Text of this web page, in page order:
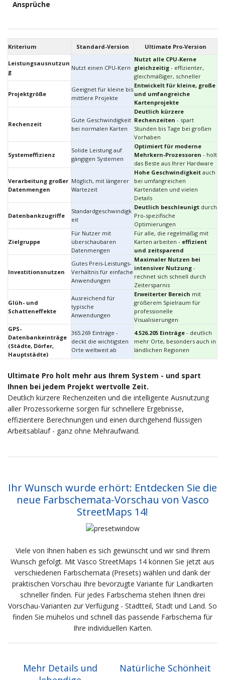
Ansprüche
Kriterium Standard-Version Ultimate Pro-Version
Leistungsausnutzun
g
Nutzt einen CPU-Kern
Nutzt alle CPU-Kerne
gleichzeitig - effizienter,
gleichmäßiger, schneller
Projektgröße
Geeignet für kleine bis
mittlere Projekte
Entwickelt für kleine, große
und umfangreiche
Kartenprojekte
Rechenzeit
Gute Geschwindigkeit
bei normalen Karten
Deutlich kürzere
Rechenzeiten - spart
Stunden bis Tage bei großen
Vorhaben
Systemeffizienz
Solide Leistung auf
gängigen Systemen
Optimiert für moderne
Mehrkern-Prozessoren - holt
das Beste aus Ihrer Hardware
Verarbeitung großer
Datenmengen
Möglich, mit längerer
Wartezeit
Hohe Geschwindigkeit auch
bei umfangreichen
Kartendaten und vielen
Details
Datenbankzugriffe
Standardgeschwindigk
eit
Deutlich beschleunigt durch
Pro-spezifische
Optimierungen
Zielgruppe
Für Nutzer mit
überschaubaren
Datenmengen
Für alle, die regelmäßig mit
Karten arbeiten - effizient
und zeitsparend
Investitionsnutzen
Gutes Preis-Leistungs-
Verhältnis für einfache
Anwendungen
Maximaler Nutzen bei
intensiver Nutzung -
rechnet sich schnell durch
Zeitersparnis
Glüh- und
Schatteneffekte
Ausreichend für
typische
Anwendungen
Erweiterter Bereich mit
größerem Spielraum für
professionelle
Visualisierungen
GPS-
Datenbankeinträge
(Städte, Dörfer,
Hauptstädte)
365.269 Einträge -
deckt die wichtigsten
Orte weltweit ab
4.526.205 Einträge - deutlich
mehr Orte, besonders auch in
ländlichen Regionen
Ultimate Pro holt mehr aus Ihrem System - und spart
Ihnen bei jedem Projekt wertvolle Zeit.
Deutlich kürzere Rechenzeiten und die intelligente Ausnutzung
aller Prozessorkerne sorgen für schnellere Ergebnisse,
effizientere Berechnungen und einen durchgehend flüssigen
Arbeitsablauf - ganz ohne Mehraufwand.
Ihr Wunsch wurde erhört: Entdecken Sie die
neue Farbschemata-Vorschau von Vasco
StreetMaps 14!
Viele von Ihnen haben es sich gewünscht und wir sind Ihrem
Wunsch gefolgt. Mit Vasco StreetMaps 14 können Sie jetzt aus
verschiedenen Farbschemata (Presets) wählen und dank der
praktischen Vorschau Ihre bevorzugte Variante für Landkarten
schneller finden. Für jedes Farbschema stehen Ihnen drei
Vorschau-Varianten zur Verfügung - Stadtteil, Stadt und Land. So
finden Sie mühelos und schnell das passende Farbschema für
Ihre individuellen Karten.
Mehr Details und
Natürliche Schönheit